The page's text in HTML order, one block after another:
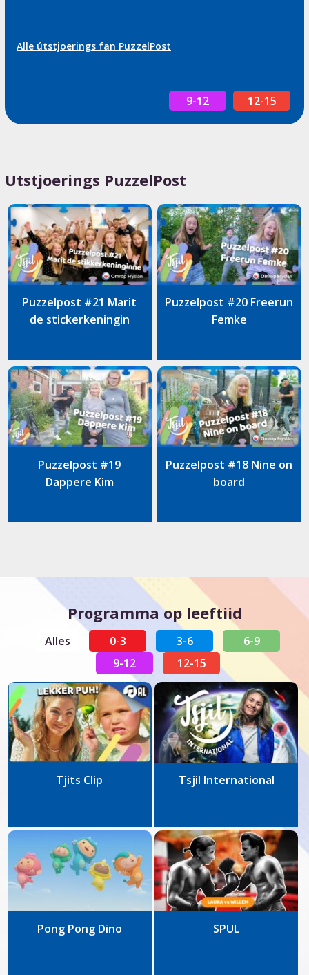
Alle útstjoerings fan PuzzelPost
9-12 12-15
Utstjoerings PuzzelPost
Puzzelpost #21 Marit
de stickerkeningin
Puzzelpost #20 Freerun
Femke
Puzzelpost #19
Dappere Kim
Puzzelpost #18 Nine on
board
Programma op leeftiid
Alles 0-3 3-6
6-9
9-12
12-15
Tjits Clip Tsjil International
Pong Pong Dino SPUL